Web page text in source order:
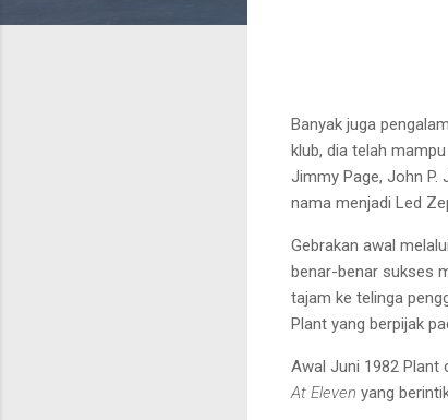
Banyak juga
klub, dia telah mampu
Jimmy Page, John P.
nama menjadi Led
Gebrakan awal
benar-benar sukses
tajam ke telinga
Plant yang berpijak
Awal Juni 1982 Plant
At Eleven yang